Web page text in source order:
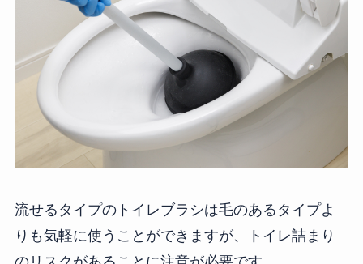
流せるタイプのトイレブラシは毛のあるタイプよ
りも気軽に使うことができますが、トイレ詰まり